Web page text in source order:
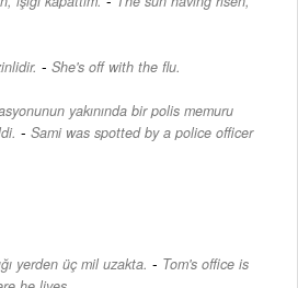
- She's off with the flu.
yakınında bir polis memuru
- Sami was spotted by a police officer
yerden üç mil uzakta. - Tom's office is